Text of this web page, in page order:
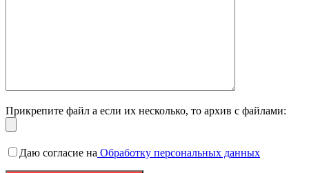
Прикрепите файл а если их несколько, то архив с файлами:
Даю согласие на Обработку персональных данных